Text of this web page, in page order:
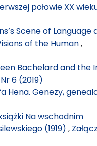
połowie XX
Scene of Language
of the Human,
Bachelard and the
6 (2019)
Hena. Genezy,
Na wschodnim
(1919) ,